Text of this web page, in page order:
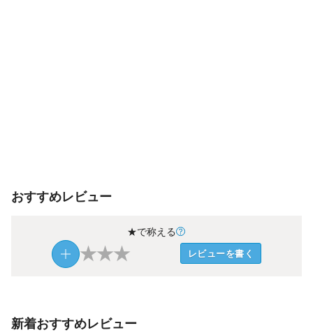
おすすめレビュー
★で称える
★★★ レビューを書く
新着おすすめレビュー